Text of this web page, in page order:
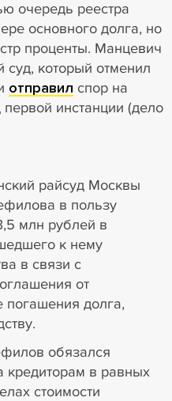
очередь реестра
основного долга, но
проценты. Манцевич
который отменил
отправил спор на
инстанции (дело
райсуд Москвы
в пользу
млн рублей в
к нему
в связи с
от
погашения долга,
обязался
кредиторам в равных
стоимости